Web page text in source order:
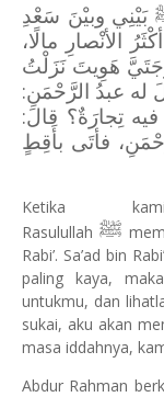
بَيْنِي وبيْنَ سَعْدِ
الأنْصارِ مالًا،
هَوِيتَ نَزَلْتُ
له عبدُ الرَّحْمَنِ:
تِجارَةٌ؟ قالَ:
فأتَى بأَقِطٍ
Ketika
Rasulullahﷺ
Rabi’. Sa’ad bin
paling kaya,
untukmu, dan
sukai, aku akan
masa iddahnya,
Abdur Rahman